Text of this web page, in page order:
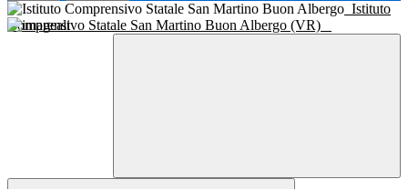
Istituto
Comprensivo Statale San Martino Buon Albergo (VR)